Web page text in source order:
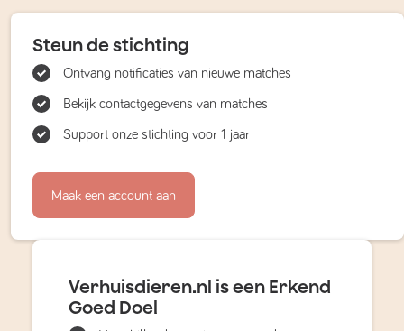
Steun de stichting
Ontvang notificaties van nieuwe matches
Bekijk contactgegevens van matches
Support onze stichting voor 1 jaar
Maak een account aan
Verhuisdieren.nl is een Erkend
Goed Doel